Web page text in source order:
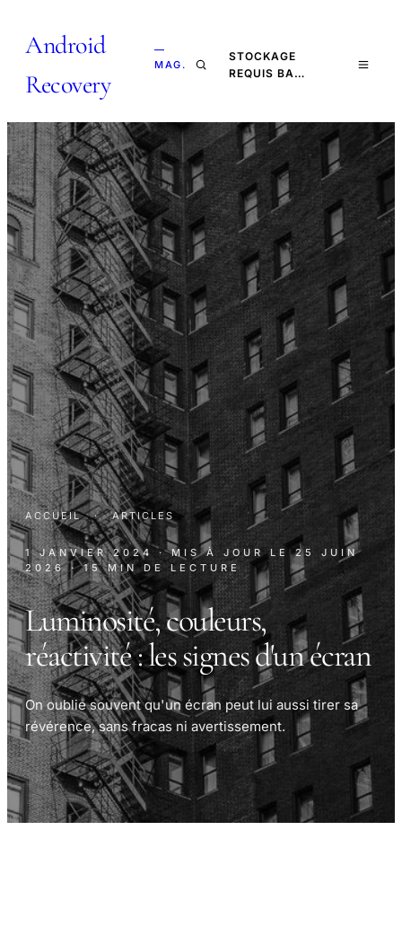
Android
Recovery
—
MAG.
STOCKAGE
REQUIS BA…
ACCUEIL · ARTICLES
1 JANVIER 2024 · MIS À JOUR LE25 JUIN
2026 · 15 MIN DE LECTURE
Luminosité, couleurs,
réactivité : les signes d'un écran
On oublie souvent qu'un écran peut lui aussi tirer sa
révérence, sans fracas ni avertissement.